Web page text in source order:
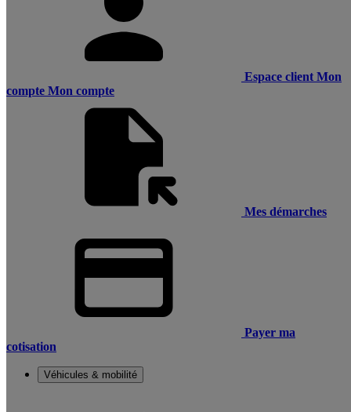
Espace client Mon
compte Mon compte
Mes démarches
Payer ma
cotisation
Véhicules & mobilité